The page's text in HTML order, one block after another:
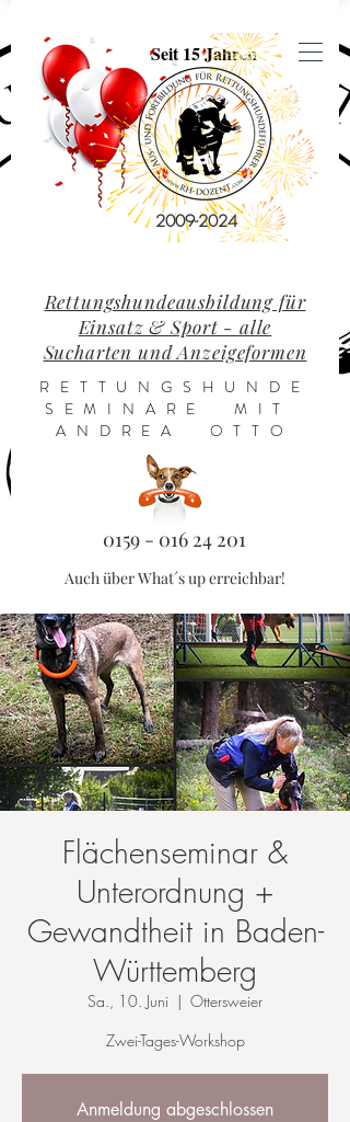
Seit 15 Jahren
2009-2024
Rettungshundeausbildung für
Einsatz & Sport - alle
Sucharten und Anzeigeformen
RETTUNGSHUNDE
SEMINARE MIT
ANDREA OTTO
0159 - 016 24 201
Auch über What´s up erreichbar!
Flächenseminar &
Unterordnung +
Gewandtheit in Baden-
Württemberg
Sa., 10. Juni
  |
Ottersweier
Zwei-Tages-Workshop
Anmeldung abgeschlossen